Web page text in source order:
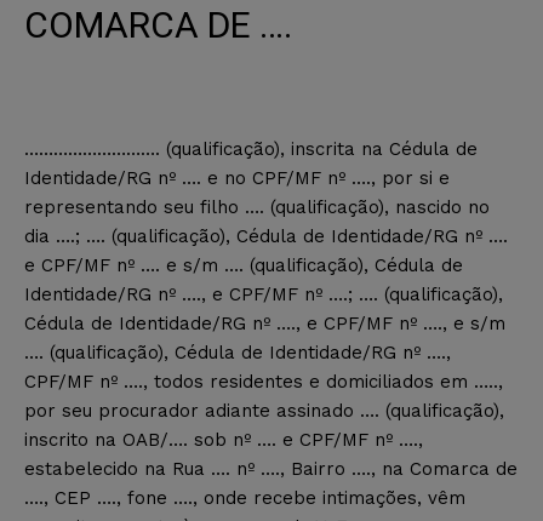
COMARCA DE ….
………………………. (qualificação), inscrita na Cédula de
Identidade/RG nº …. e no CPF/MF nº …., por si e
representando seu filho …. (qualificação), nascido no
dia ….; …. (qualificação), Cédula de Identidade/RG nº ….
e CPF/MF nº …. e s/m …. (qualificação), Cédula de
Identidade/RG nº …., e CPF/MF nº ….; …. (qualificação),
Cédula de Identidade/RG nº …., e CPF/MF nº …., e s/m
…. (qualificação), Cédula de Identidade/RG nº ….,
CPF/MF nº …., todos residentes e domiciliados em …..,
por seu procurador adiante assinado …. (qualificação),
inscrito na OAB/…. sob nº …. e CPF/MF nº ….,
estabelecido na Rua …. nº …., Bairro …., na Comarca de
…., CEP …., fone …., onde recebe intimações, vêm